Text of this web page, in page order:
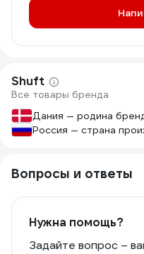
Shuft
Все товары бренда
Дания — родина
Россия — страна
Вопросы и ответы
Нужна помощь?
Задайте вопрос –